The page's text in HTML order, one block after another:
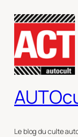
contenu
Le blog du culte